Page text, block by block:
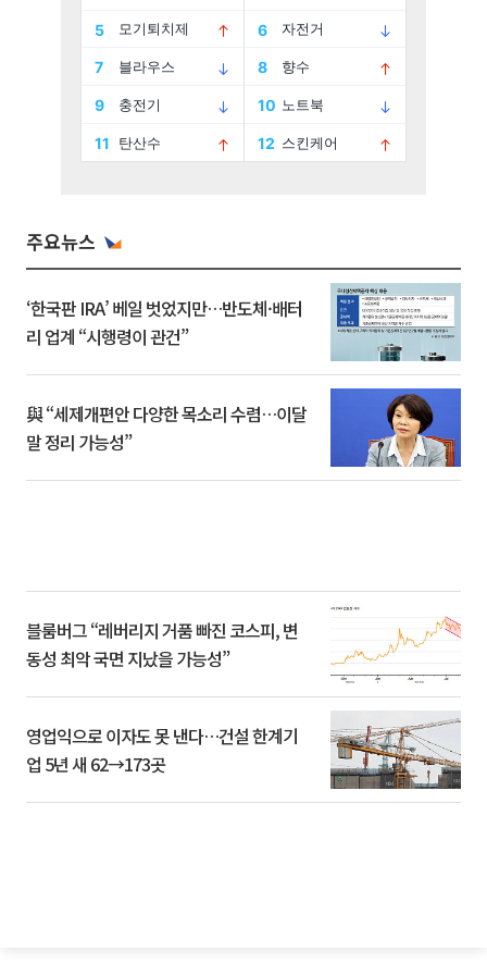
주요뉴스
‘한국판 IRA’ 베일 벗었지만…반도체·배터
리 업계 “시행령이 관건”
與 “세제개편안 다양한 목소리 수렴…이달
말 정리 가능성”
블룸버그 “레버리지 거품 빠진 코스피, 변
동성 최악 국면 지났을 가능성”
영업익으로 이자도 못 낸다…건설 한계기
업 5년 새 62→173곳